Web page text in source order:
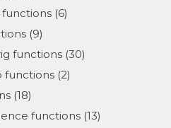
(6)
(9)
functions (30)
functions (2)
(18)
functions (13)